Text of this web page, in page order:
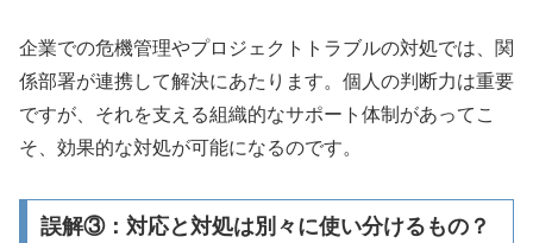
企業での危機管理やプロジェクトトラブルの対処では、関
係部署が連携して解決にあたります。個人の判断力は重要
ですが、それを支える組織的なサポート体制があってこ
そ、効果的な対処が可能になるのです。
誤解③：対応と対処は別々に使い分けるもの？